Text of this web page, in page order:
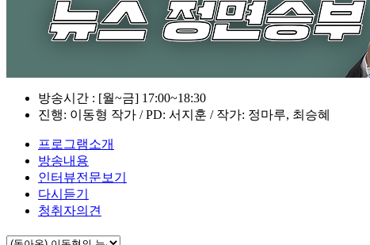
방송시간 : [월~금] 17:00~18:30
진행: 이동형 작가 / PD: 서지훈 / 작가: 정마루, 최승혜
프로그램소개
방송내용
인터뷰전문보기
다시듣기
청취자의견